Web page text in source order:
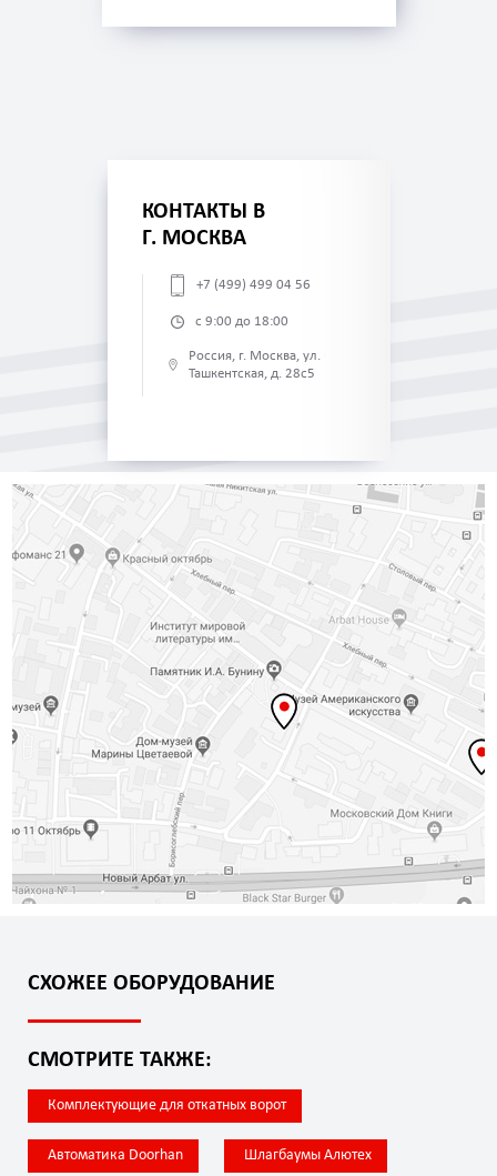
КОНТАКТЫ В
Г. МОСКВА
+7 (499) 499 04 56
с 9:00 до 18:00
Россия, г. Москва, ул.
Ташкентская, д. 28с5
СХОЖЕЕ ОБОРУДОВАНИЕ
СМОТРИТЕ ТАКЖЕ:
Комплектующие для откатных ворот
Автоматика Doorhan Шлагбаумы Алютех